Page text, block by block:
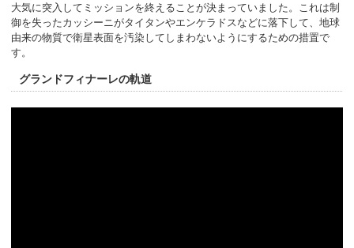
大気に突入してミッションを終えることが決まっていました。これは制
御を失ったカッシーニがタイタンやエンケラドスなどに落下して、地球
由来の物質で衛星表面を汚染してしまわないようにするための措置で
す。
グランドフィナーレの軌道